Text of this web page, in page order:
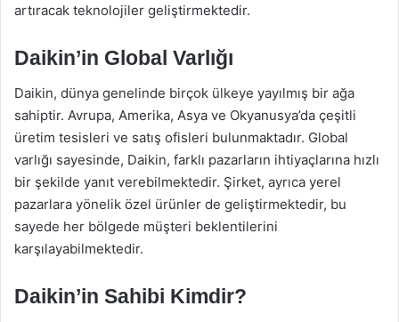
artıracak teknolojiler geliştirmektedir.
Daikin’in Global Varlığı
Daikin, dünya genelinde birçok ülkeye yayılmış bir ağa
sahiptir. Avrupa, Amerika, Asya ve Okyanusya’da çeşitli
üretim tesisleri ve satış ofisleri bulunmaktadır. Global
varlığı sayesinde, Daikin, farklı pazarların ihtiyaçlarına hızlı
bir şekilde yanıt verebilmektedir. Şirket, ayrıca yerel
pazarlara yönelik özel ürünler de geliştirmektedir, bu
sayede her bölgede müşteri beklentilerini
karşılayabilmektedir.
Daikin’in Sahibi Kimdir?